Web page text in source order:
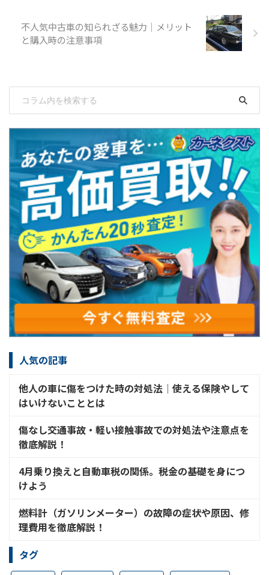
不人気中古車の知られざる魅力｜メリット
と購入時の注意事項
人気の記事
他人の車に傷をつけた時の対処法│使える保険やして
はいけないこととは
傷なし交通事故・軽い接触事故での対処法や注意点を
徹底解説！
4月乗り換えと自動車税の関係。税金の基礎を身につ
けよう
燃料計（ガソリンメーター）の故障の症状や原因、修
理費用を徹底解説！
タグ